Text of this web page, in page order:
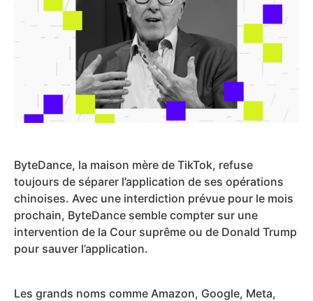
ByteDance, la maison mère de TikTok, refuse
toujours de séparer l’application de ses opérations
chinoises. Avec une interdiction prévue pour le mois
prochain, ByteDance semble compter sur une
intervention de la Cour suprême ou de Donald Trump
pour sauver l’application.
Les grands noms comme Amazon, Google, Meta,